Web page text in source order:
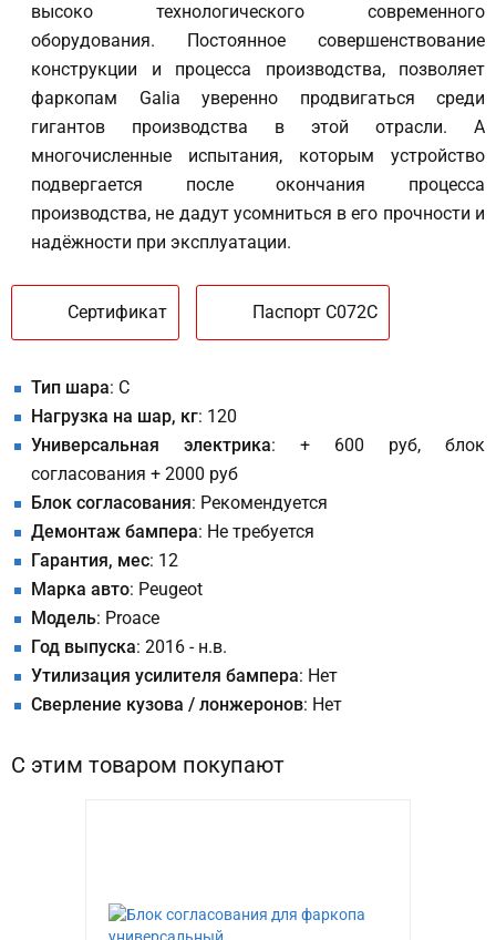
высоко технологического современного
оборудования. Постоянное совершенствование
конструкции и процесса производства, позволяет
фаркопам Galia уверенно продвигаться среди
гигантов производства в этой отрасли. А
многочисленные испытания, которым устройство
подвергается после окончания процесса
производства, не дадут усомниться в его прочности и
надёжности при эксплуатации.
Сертификат Паспорт C072C
Тип шара: C
Нагрузка на шар, кг: 120
Универсальная электрика: + 600 руб, блок
согласования + 2000 руб
Блок согласования: Рекомендуется
Демонтаж бампера: Не требуется
Гарантия, мес: 12
Марка авто: Peugeot
Модель: Proace
Год выпуска: 2016 - н.в.
Утилизация усилителя бампера: Нет
Сверление кузова / лонжеронов: Нет
С этим товаром покупают